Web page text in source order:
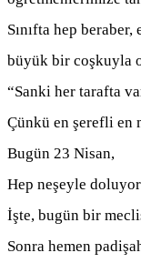
Sınıfta hep
büyük bir coşkuyla
“Sanki her tarafta
Çünkü en şerefli en
Bugün 23 Nisan,
Hep neşeyle
İşte, bugün bir
Sonra hemen